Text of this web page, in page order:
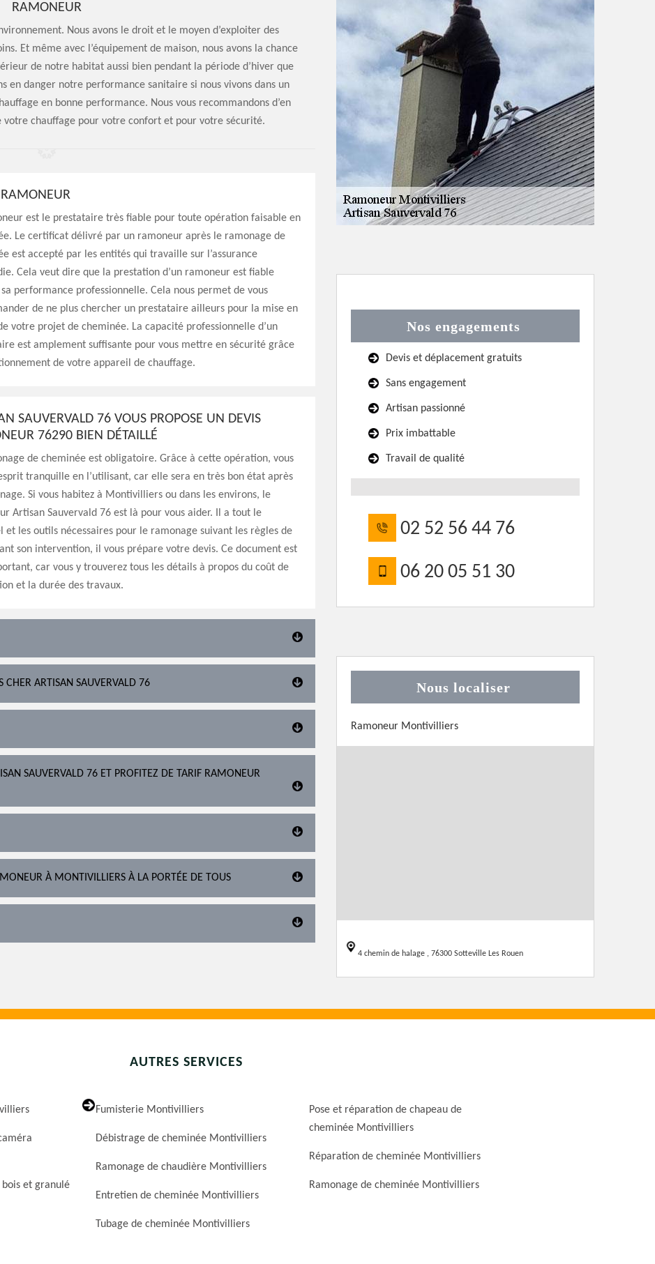
RAMONEUR
Nous avons le droit et le moyen d’exploiter des
Et même avec l’équipement de maison, nous avons la chance
de notre habitat aussi bien pendant la période d’hiver que
en danger notre performance sanitaire si nous vivons dans un
en bonne performance. Nous vous recommandons d’en
votre chauffage pour votre confort et pour votre sécurité.
est le prestataire très fiable pour toute opération faisable en
Le certificat délivré par un ramoneur après le ramonage de
est accepté par les entités qui travaille sur l’assurance
Cela veut dire que la prestation d’un ramoneur est fiable
performance professionnelle. Cela nous permet de vous
de ne plus chercher un prestataire ailleurs pour la mise en
votre projet de cheminée. La capacité professionnelle d’un
est amplement suffisante pour vous mettre en sécurité grâce
de votre appareil de chauffage.
SAUVERVALD 76 VOUS PROPOSE UN DEVIS
76290 BIEN DÉTAILLÉ
de cheminée est obligatoire. Grâce à cette opération, vous
tranquille en l’utilisant, car elle sera en très bon état après
Si vous habitez à Montivilliers ou dans les environs, le
Artisan Sauvervald 76 est là pour vous aider. Il a tout le
et les outils nécessaires pour le ramonage suivant les règles de
son intervention, il vous prépare votre devis. Ce document est
car vous y trouverez tous les détails à propos du coût de
et la durée des travaux.
CHER ARTISAN SAUVERVALD 76
SAUVERVALD 76 ET PROFITEZ DE TARIF RAMONEUR
À MONTIVILLIERS À LA PORTÉE DE TOUS
Nos engagements
Devis et déplacement gratuits
Sans engagement
Artisan passionné
Prix imbattable
Travail de qualité
02 52 56 44 76
06 20 05 51 30
Nous localiser
Ramoneur Montivilliers
4 chemin de halage , 76300 Sotteville Les Rouen
AUTRES SERVICES
bois et granulé
Fumisterie Montivilliers
Débistrage de cheminée Montivilliers
Ramonage de chaudière Montivilliers
Entretien de cheminée Montivilliers
Tubage de cheminée Montivilliers
Pose et réparation de chapeau de
cheminée Montivilliers
Réparation de cheminée Montivilliers
Ramonage de cheminée Montivilliers